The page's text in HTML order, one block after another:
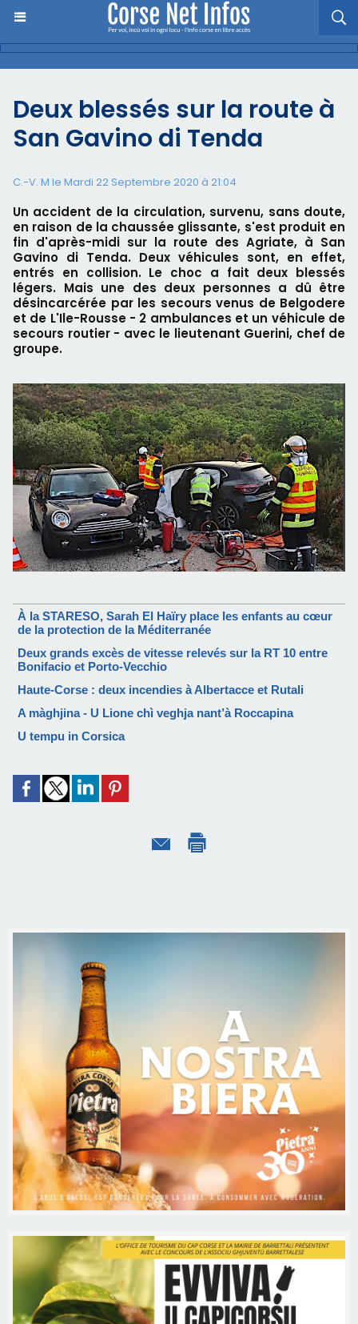
Deux blessés sur la route à
San Gavino di Tenda
C.-V. M le Mardi 22 Septembre 2020 à 21:04
Un accident de la circulation, survenu, sans doute,
en raison de la chaussée glissante, s'est produit en
fin d'après-midi sur la route des Agriate, à San
Gavino di Tenda. Deux véhicules sont, en effet,
entrés en collision. Le choc a fait deux blessés
légers. Mais une des deux personnes a dû être
désincarcérée par les secours venus de Belgodere
et de L'Ile-Rousse - 2 ambulances et un véhicule de
secours routier - avec le lieutenant Guerini, chef de
groupe.
À la STARESO, Sarah El Haïry place les enfants au cœur
de la protection de la Méditerranée
Deux grands excès de vitesse relevés sur la RT 10 entre
Bonifacio et Porto-Vecchio
Haute-Corse : deux incendies à Albertacce et Rutali
A màghjina - U Lione chì veghja nant’à Roccapina
U tempu in Corsica